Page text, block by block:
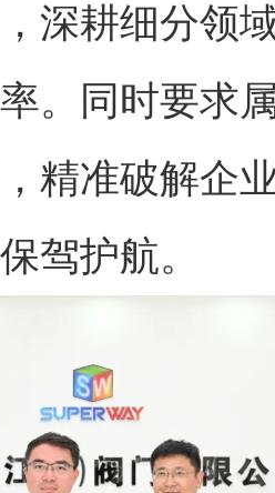
深耕细分领
。同时要求
精准破解企
驾护航。